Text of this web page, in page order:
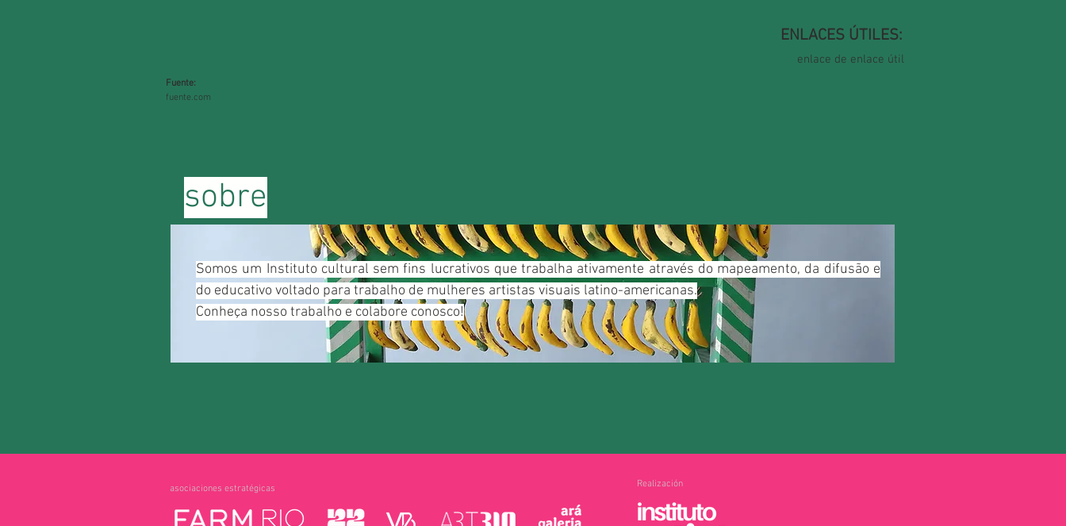
ENLACES ÚTILES:
enlace de enlace útil
Fuente:
fuente.com
sobre
Somos um Instituto cultural sem fins lucrativos que trabalha ativamente através do mapeamento, da difusão e
do educativo voltado para trabalho de mulheres artistas visuais latino-americanas.
Conheça nosso trabalho e colabore conosco!
asociaciones estratégicas Realización